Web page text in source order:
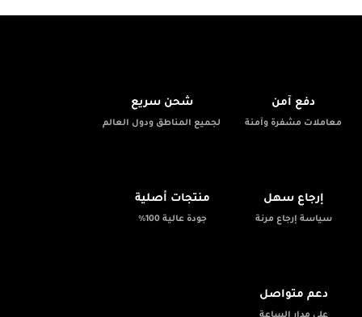
دفع آمن
معاملات مشفرة وآمنة
شحن سريع
لجميع المناطق ودول العالم
إرجاع سهل
سياسة إرجاع مرنة
منتجات أصلية
جودة عالية 100%
دعم متواصل